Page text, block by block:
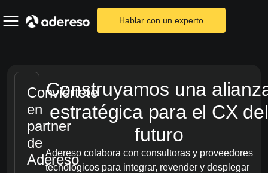
Hablar con un experto
Conviértete
en
partner
de
Adereso
Construyamos una
estratégica para el CX del
futuro
Adereso colabora con consultoras y proveedores
tecnológicos para integrar, revender y desplegar